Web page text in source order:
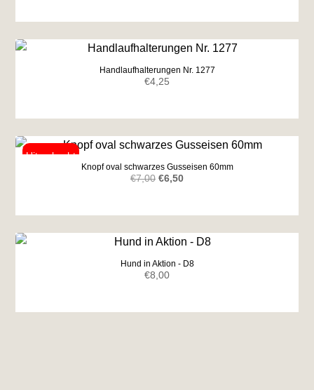
Handlaufhalterungen Nr. 1277
€4,25
Knopf oval schwarzes Gusseisen 60mm
€7,00 Ursprünglicher
war:
€7,00
€6,50Aktueller
ist:
€6,50.
Hund in Aktion - D8
€8,00